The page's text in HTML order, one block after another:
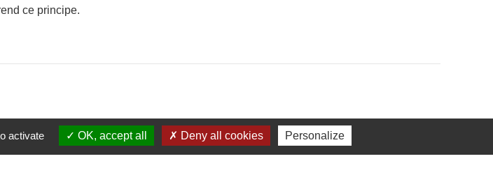
ce principe.
Contact
activate OK, accept all Deny all cookies Personalize